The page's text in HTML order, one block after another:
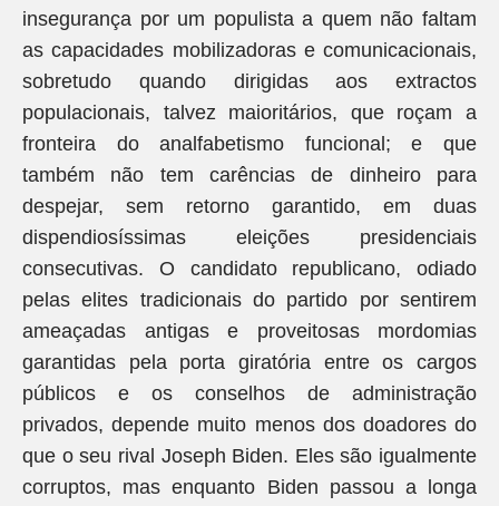
insegurança por um populista a quem não faltam
as capacidades mobilizadoras e comunicacionais,
sobretudo quando dirigidas aos extractos
populacionais, talvez maioritários, que roçam a
fronteira do analfabetismo funcional; e que
também não tem carências de dinheiro para
despejar, sem retorno garantido, em duas
dispendiosíssimas eleições presidenciais
consecutivas. O candidato republicano, odiado
pelas elites tradicionais do partido por sentirem
ameaçadas antigas e proveitosas mordomias
garantidas pela porta giratória entre os cargos
públicos e os conselhos de administração
privados, depende muito menos dos doadores do
que o seu rival Joseph Biden. Eles são igualmente
corruptos, mas enquanto Biden passou a longa